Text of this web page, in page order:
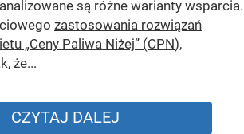
są różne warianty wsparcia.
zastosowania rozwiązań
„Ceny Paliwa Niżej” (CPN),
że...
CZYTAJ DALEJ